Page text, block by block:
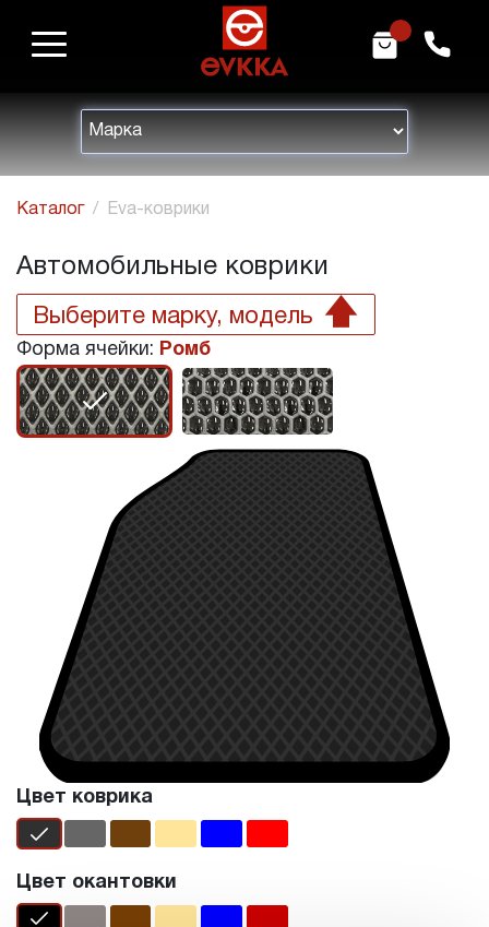
h m
Каталог Eva-коврики
Автомобильные коврики
Выберите марку, модель
Форма ячейки: Ромб
r
Цвет коврика
Цвет окантовки